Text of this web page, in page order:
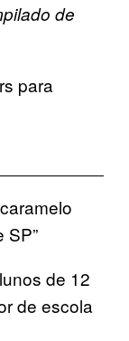
de
para
SP”
de 12
de escola